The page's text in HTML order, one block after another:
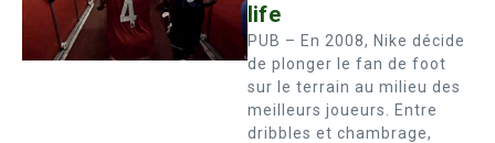
life
PUB – En 2008, Nike décide
de plonger le fan de foot
sur le terrain au milieu des
meilleurs joueurs. Entre
dribbles et chambrage,